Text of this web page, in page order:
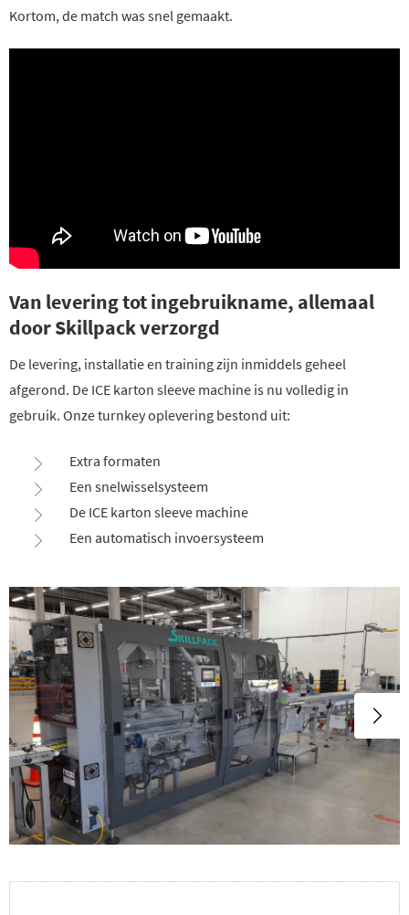
Kortom, de match was snel gemaakt.
Van levering tot ingebruikname, allemaal
door Skillpack verzorgd
De levering, installatie en training zijn inmiddels geheel
afgerond. De ICE karton sleeve machine is nu volledig in
gebruik. Onze turnkey oplevering bestond uit:
Extra formaten
Een snelwisselsysteem
De ICE karton sleeve machine
Een automatisch invoersysteem